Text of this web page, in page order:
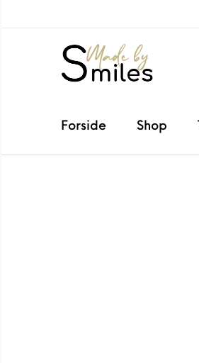
Forside Shop